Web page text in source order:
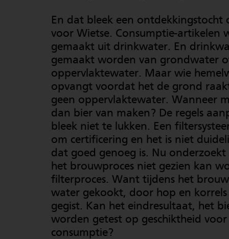
En dat bleek een ontdekkingstocht
voor Wietse. Consumptie-artikelen
gemaakt uit drinkwater. En
gemaakt worden van grondwater
oppervlaktewater. Maar wie
opvangt voordat het de grond
geen oppervlaktewater. Wanneer
dan bier van maken? De regels
bleek niet te lukken. Een
om certificering en het is niet
dat goed genoeg is. Nu
het brouwproces niet gezien kan
filterproces. Want tijdens het
water gekookt, door hop en korrels
gegist. Kan het eindresultaat, het
worden getest op geschiktheid voor
consumptie?